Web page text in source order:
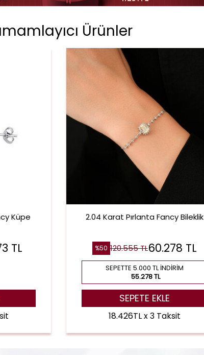
Ürünler
Küpe
TL
2.04 Karat Pırlanta Fancy Bileklik
%50 120.555TL60.278 TL
SEPETTE 5.000 TL İNDIRIM
55.278 TL
SEPETE EKLE
18.426TL x 3 Taksit